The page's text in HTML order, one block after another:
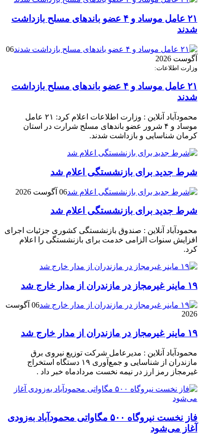
۲۱ عامل موساد و ۴ عضو باند‌های مسلح بازداشت
شدند
06
آگوست 2026
وزارت اطلاعات:
۲۱ عامل موساد و ۴ عضو باند‌های مسلح بازداشت
شدند
محمودآباد آنلاین : وزارت اطلاعات اعلام کرد: ۲۱ عامل
موساد و ۴ شرور عضو باند‌های مسلح شرارت در استان
کرمان شناسایی و بازداشت شدند.
شرط جدید برای بازنشستگی اعلام شد
06 آگوست 2026
شرط جدید برای بازنشستگی اعلام شد
محمودآباد آنلاین : صندوق بازنشستگی کشوری جزئیات اجرای
افزایش سنوات الزامی خدمت برای بازنشستگی را اعلام
کرد.
۱۹ ماینر غیرمجاز در مازندران از مدار خارج شد
06 آگوست
2026
۱۹ ماینر غیرمجاز در مازندران از مدار خارج شد
محمودآباد آنلاین : مدیرعامل شرکت توزیع نیروی برق
مازندران از شناسایی و جمع‌آوری ۱۹ دستگاه استخراج
غیرمجاز رمز ارز در نیمه نخست مردادماه خبر داد .
فاز نخست نیروگاه ۵۰۰ مگاواتی محمودآباد به‌زودی
آغاز می‌شود